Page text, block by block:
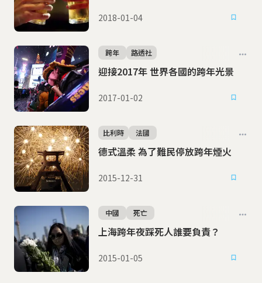
2018-01-04
迎接2017年 世界各國的跨年光景
跨年 路透社
2017-01-02
德式溫柔 為了難民停放跨年煙火
比利時 法國
2015-12-31
上海跨年夜踩死人誰要負責？
中國 死亡
2015-01-05